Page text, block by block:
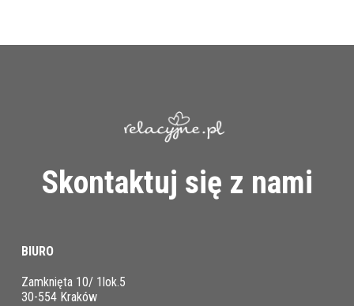
Skontaktuj się z nami
BIURO
Zamknięta 10/ 1lok.5
30-554 Kraków